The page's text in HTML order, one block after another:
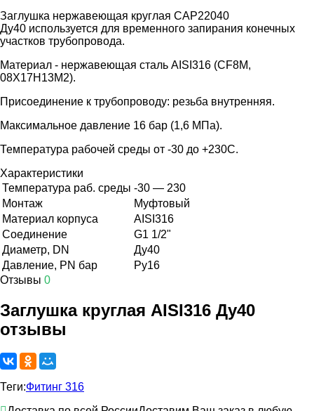
Заглушка нержавеющая круглая CAP22040
Ду40 используется для временного запирания конечных
участков трубопровода.
Материал - нержавеющая сталь AISI316 (CF8M,
08Х17Н13М2).
Присоединение к трубопроводу: резьба внутренняя.
Максимальное давление 16 бар (1,6 МПа).
Температура рабочей среды от -30 до +230С.
Характеристики
Температура раб. среды -30 — 230
Монтаж
Муфтовый
Материал корпуса
AISI316
Соединение
G1 1/2"
Диаметр, DN
Ду40
Давление, PN бар
Ру16
Отзывы 0
Заглушка круглая AISI316 Ду40
отзывы
Теги:Фитинг 316